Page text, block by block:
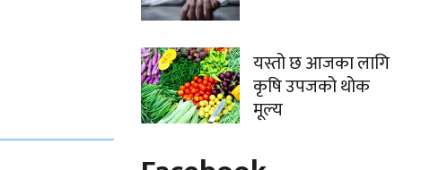
यस्तो छ आजका लागि
कृषि उपजको थोक
मूल्य